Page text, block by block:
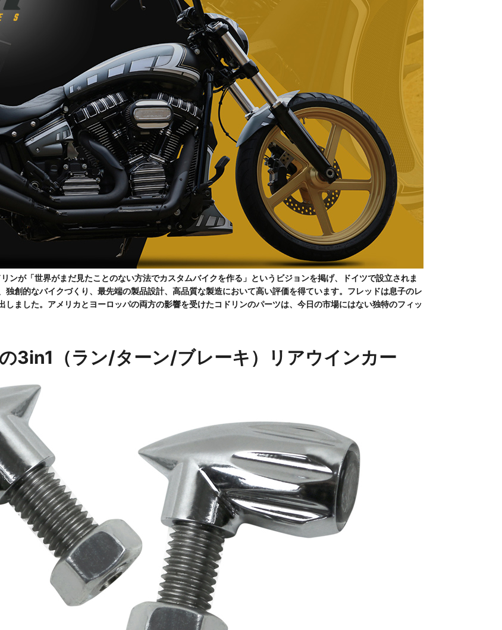
ンが「世界がまだ見たことのない方法でカスタムバイクを作る」というビジョンを掲げ、ドイツで設立されま
創的なバイクづくり、最先端の製品設計、高品質な製造において高い評価を得ています。フレッドは息子のレ
ました。アメリカとヨーロッパの両方の影響を受けたコドリンのパーツは、今日の市場にはない独特のフィッ
3in1（ラン/ターン/ブレーキ）リアウインカー
お買い物を続ける カートへ進む